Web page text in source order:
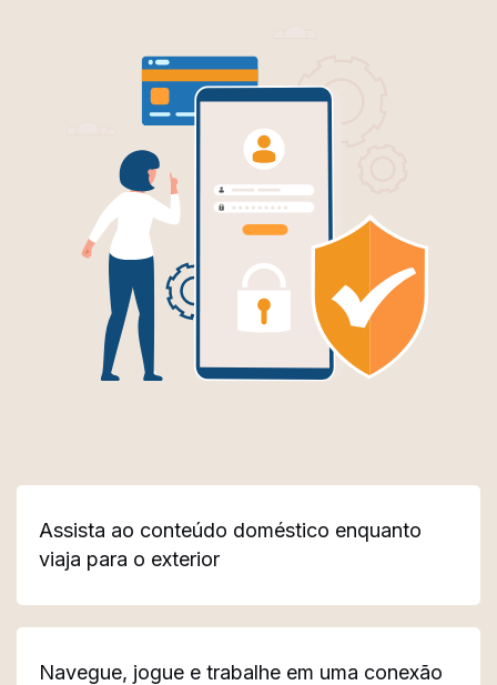
Assista ao conteúdo doméstico enquanto
viaja para o exterior
Navegue, jogue e trabalhe em uma conexão